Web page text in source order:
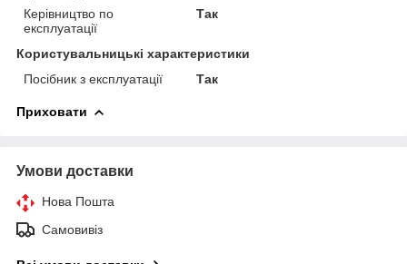
Керівництво по
експлуатації
Так
Користувальницькі характеристики
Посібник з експлуатації
Так
Приховати
Умови доставки
Нова Пошта
Самовивіз